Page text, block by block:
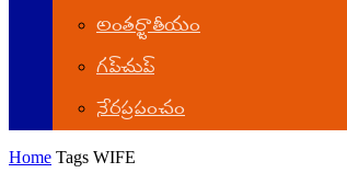
అంతర్జాతీయం
గ‌ప్‌చుప్
నేర‌ప్ర‌పంచం
Home Tags WIFE